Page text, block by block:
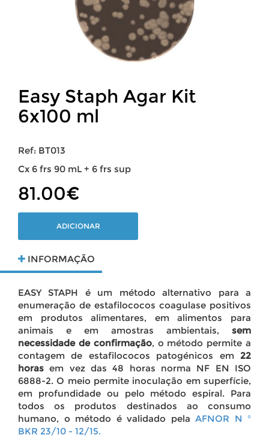
Easy Staph Agar Kit
6x100 ml
Ref: BT013
Cx 6 frs 90 mL + 6 frs sup
81.00€
ADICIONAR
INFORMAÇÃO
EASY STAPH é um método alternativo para a
enumeração de estafilococos coagulase positivos
em produtos alimentares, em alimentos para
animais e em amostras ambientais, sem
necessidade de confirmação, o método permite a
contagem de estafilococos patogénicos em 22
horas em vez das 48 horas norma NF EN ISO
6888-2. O meio permite inoculação em superfície,
em profundidade ou pelo método espiral. Para
todos os produtos destinados ao consumo
humano, o método é validado pela AFNOR N °
BKR 23/10 - 12/15.